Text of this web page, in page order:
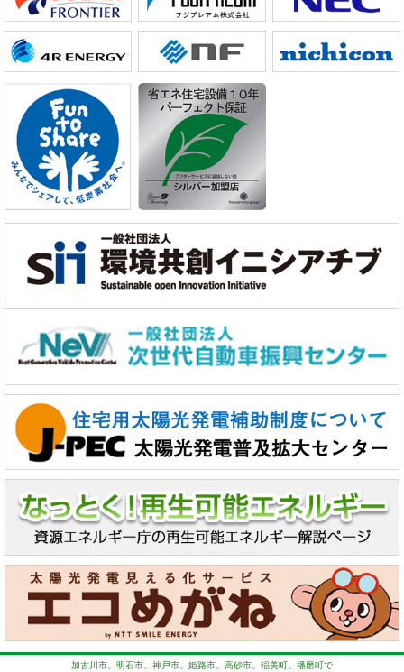
加古川市、明石市、神戸市、姫路市、高砂市、稲美町、播磨町で